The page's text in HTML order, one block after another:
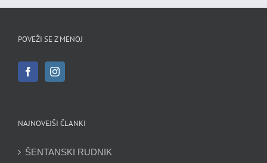
POVEŽI SE Z MENOJ
NAJNOVEJŠI ČLANKI
ŠENTANSKI RUDNIK